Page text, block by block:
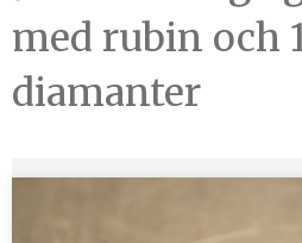
med rubin och
diamanter